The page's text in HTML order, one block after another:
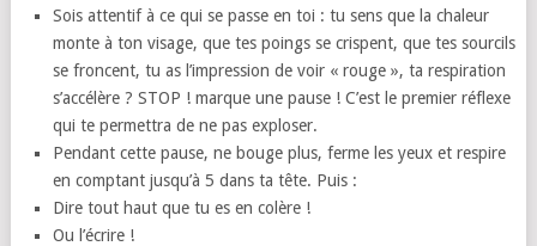
Sois attentif à ce qui se passe en toi : tu sens que la chaleur
monte à ton visage, que tes poings se crispent, que tes sourcils
se froncent, tu as l’impression de voir « rouge », ta respiration
s’accélère ? STOP ! marque une pause ! C’est le premier réflexe
qui te permettra de ne pas exploser.
Pendant cette pause, ne bouge plus, ferme les yeux et respire
en comptant jusqu’à 5 dans ta tête. Puis :
Dire tout haut que tu es en colère !
Ou l’écrire !